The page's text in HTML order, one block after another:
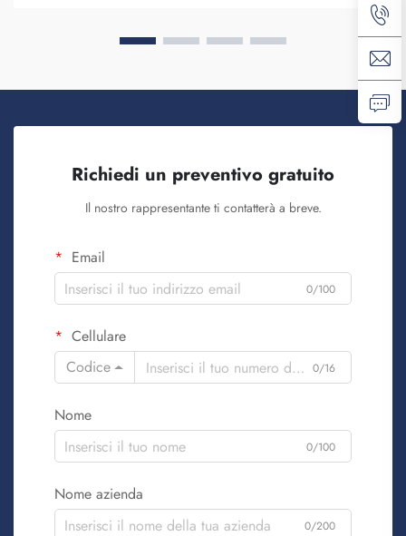
Richiedi un preventivo gratuito
Il nostro rappresentante ti contatterà a breve.
Email
0/100
Cellulare
Codice
0/16
Nome
0/100
Nome azienda
0/200